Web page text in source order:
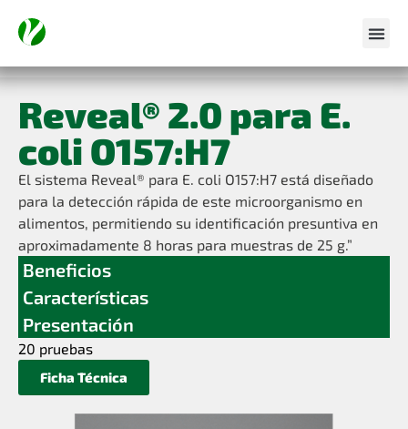
Reveal® 2.0 para E.
coli O157:H7
El sistema Reveal® para E. coli O157:H7 está diseñado
para la detección rápida de este microorganismo en
alimentos, permitiendo su identificación presuntiva en
aproximadamente 8 horas para muestras de 25 g.”
Beneficios
Características
Presentación
20 pruebas
Ficha Técnica